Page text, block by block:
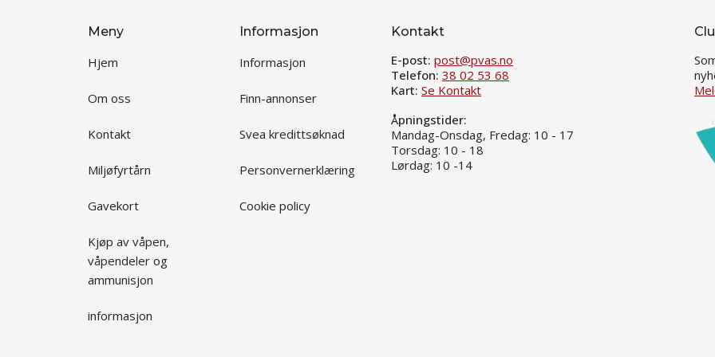
Meny
Hjem
Om oss
Kontakt
Miljøfyrtårn
Gavekort
Kjøp av våpen,
våpendeler og
ammunisjon
informasjon
Informasjon
Informasjon
Finn-annonser
Svea kredittsøknad
Personvernerklæring
Cookie policy
Kontakt
E-post: post@pvas.no
Telefon: 38 02 53 68
Kart: Se Kontakt
Åpningstider:
Mandag-Onsdag, Fredag: 10 - 17
Torsdag: 10 - 18
Lørdag: 10 -14